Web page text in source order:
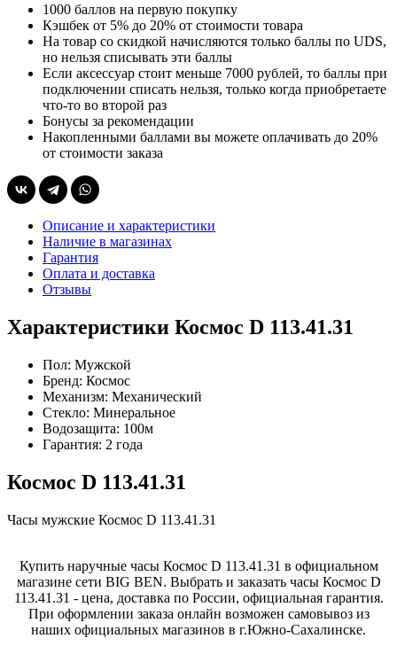
1000 баллов на первую покупку
Кэшбек от 5% до 20% от стоимости товара
На товар со скидкой начисляются только баллы по UDS,
но нельзя списывать эти баллы
Если аксессуар стоит меньше 7000 рублей, то баллы при
подключении списать нельзя, только когда приобретаете
что-то во второй раз
Бонусы за рекомендации
Накопленными баллами вы можете оплачивать до 20%
от стоимости заказа
Описание и характеристики
Наличие в магазинах
Гарантия
Оплата и доставка
Отзывы
Характеристики Космос D 113.41.31
Пол: Мужской
Бренд: Космос
Механизм: Механический
Стекло: Минеральное
Водозащита: 100м
Гарантия: 2 года
Космос D 113.41.31
Часы мужские Космос D 113.41.31
Купить наручные часы Космос D 113.41.31 в официальном
магазине сети BIG BEN. Выбрать и заказать часы Космос D
113.41.31 - цена, доставка по России, официальная гарантия.
При оформлении заказа онлайн возможен самовывоз из
наших официальных магазинов в г.Южно-Сахалинске.